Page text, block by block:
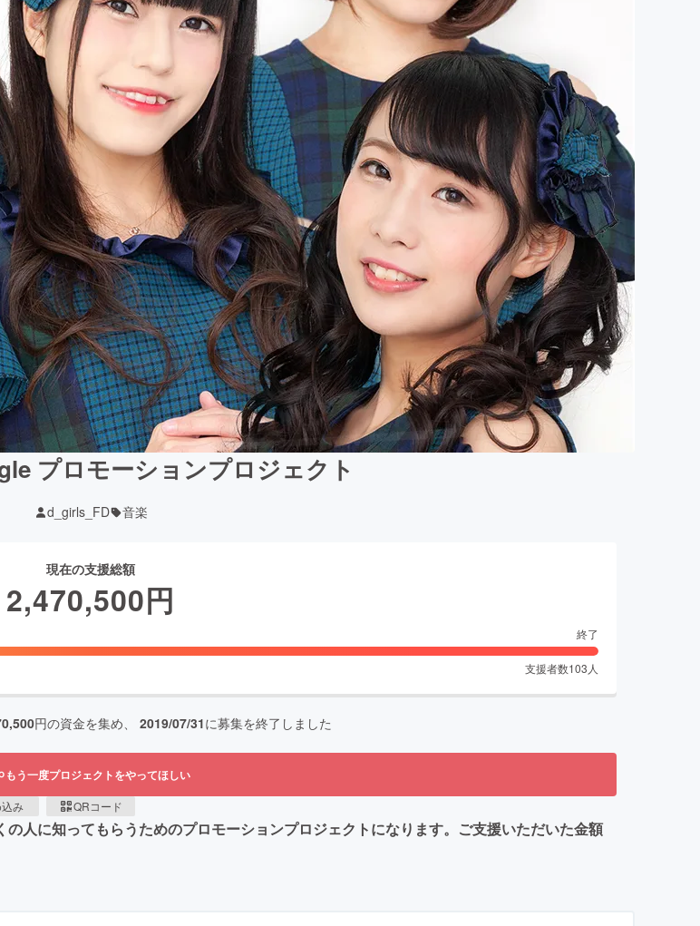
プロモーションプロジェクト
d_girls_FD 音楽
現在の支援総額
2,470,500円
終了
支援者数103 人
円の資金を集め、 2019/07/31に募集を終了しました
もう一度プロジェクトをやってほしい
み QRコード
人に知ってもらうためのプロモーションプロジェクトになります。ご支援いただいた金額